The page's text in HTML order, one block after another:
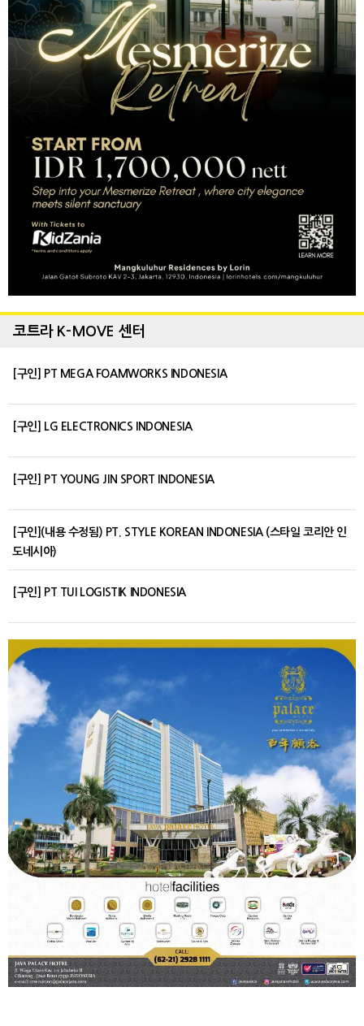
코트라 K-MOVE 센터
[구인] PT MEGA FOAMWORKS INDONESIA
[구인] LG ELECTRONICS INDONESIA
[구인] PT YOUNG JIN SPORT INDONESIA
[구인](내용 수정됨) PT. STYLE KOREAN INDONESIA (스타일 코리안 인
도네시아)
[구인] PT TUI LOGISTIK INDONESIA